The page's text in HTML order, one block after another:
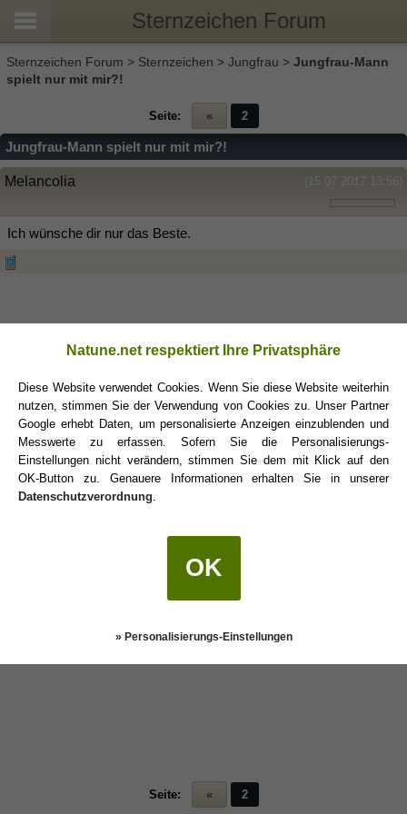
Sternzeichen Forum
Sternzeichen Forum > Sternzeichen > Jungfrau > Jungfrau-Mann
spielt nur mit mir?!
Seite: « 2
Jungfrau-Mann spielt nur mit mir?!
(15.07.2017 13:56)
Melancolia
Ich wünsche dir nur das Beste.
Dafisa87
Danke, das ist wirklich sehr lieb von dir 😊
Seite: « 2
Natune.net respektiert Ihre Privatsphäre
Diese Website verwendet Cookies. Wenn Sie diese Website weiterhin
nutzen, stimmen Sie der Verwendung von Cookies zu. Unser Partner
Google erhebt Daten, um personalisierte Anzeigen einzublenden und
Messwerte zu erfassen. Sofern Sie die Personalisierungs-
Einstellungen nicht verändern, stimmen Sie dem mit Klick auf den
OK-Button zu. Genauere Informationen erhalten Sie in unserer
Datenschutzverordnung
OK
» Personalisierungs-Einstellungen